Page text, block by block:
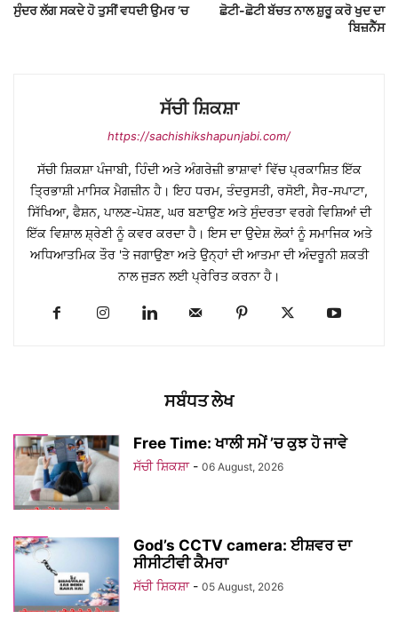
ਸੁੰਦਰ ਲੱਗ ਸਕਦੇ ਹੋ ਤੁਸੀਂ ਵਧਦੀ ਉਮਰ ’ਚ
ਛੋਟੀ-ਛੋਟੀ ਬੱਚਤ ਨਾਲ ਸ਼ੁਰੂ ਕਰੋ ਖੁਦ ਦਾ
ਬਿਜ਼ਨੈੱਸ
ਸੱਚੀ ਸ਼ਿਕਸ਼ਾ
https://sachishikshapunjabi.com/
ਸੱਚੀ ਸ਼ਿਕਸ਼ਾ ਪੰਜਾਬੀ, ਹਿੰਦੀ ਅਤੇ ਅੰਗਰੇਜ਼ੀ ਭਾਸ਼ਾਵਾਂ ਵਿੱਚ ਪ੍ਰਕਾਸ਼ਿਤ ਇੱਕ
ਤ੍ਰਿਭਾਸ਼ੀ ਮਾਸਿਕ ਮੈਗਜ਼ੀਨ ਹੈ। ਇਹ ਧਰਮ, ਤੰਦਰੁਸਤੀ, ਰਸੋਈ, ਸੈਰ-ਸਪਾਟਾ,
ਸਿੱਖਿਆ, ਫੈਸ਼ਨ, ਪਾਲਣ-ਪੋਸ਼ਣ, ਘਰ ਬਣਾਉਣ ਅਤੇ ਸੁੰਦਰਤਾ ਵਰਗੇ ਵਿਸ਼ਿਆਂ ਦੀ
ਇੱਕ ਵਿਸ਼ਾਲ ਸ਼੍ਰੇਣੀ ਨੂੰ ਕਵਰ ਕਰਦਾ ਹੈ। ਇਸ ਦਾ ਉਦੇਸ਼ ਲੋਕਾਂ ਨੂੰ ਸਮਾਜਿਕ ਅਤੇ
ਅਧਿਆਤਮਿਕ ਤੌਰ 'ਤੇ ਜਗਾਉਣਾ ਅਤੇ ਉਨ੍ਹਾਂ ਦੀ ਆਤਮਾ ਦੀ ਅੰਦਰੂਨੀ ਸ਼ਕਤੀ
ਨਾਲ ਜੁੜਨ ਲਈ ਪ੍ਰੇਰਿਤ ਕਰਨਾ ਹੈ।
ਸਬੰਧਤ ਲੇਖ
Free Time: ਖਾਲੀ ਸਮੇਂ ’ਚ ਕੁਝ ਹੋ ਜਾਵੇ
ਸੱਚੀ ਸ਼ਿਕਸ਼ਾ - 06 August, 2026
God’s CCTV camera: ਈਸ਼ਵਰ ਦਾ
ਸੀਸੀਟੀਵੀ ਕੈਮਰਾ
ਸੱਚੀ ਸ਼ਿਕਸ਼ਾ - 05 August, 2026